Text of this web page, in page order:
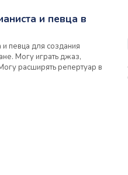
и певца в
и певца для создания
Могу играть джаз,
расширять репертуар в